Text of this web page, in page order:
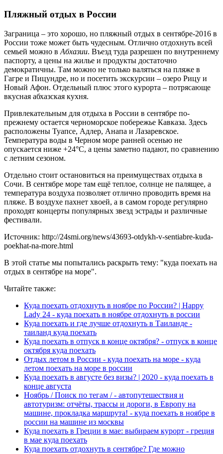
Пляжный отдых в России
Заграница – это хорошо, но пляжный отдых в сентябре-2016 в
России тоже может быть чудесным. Отлично отдохнуть всей
семьей можно в Абхазии. Въезд туда разрешен по внутреннему
паспорту, а цены на жилье и продукты достаточно
демократичны. Там можно не только валяться на пляже в
Гагре и Пицундре, но и посетить экскурсии – озеро Рицу и
Новый Афон. Отдельный плюс этого курорта – потрясающе
вкусная абхазская кухня.
Привлекательным для отдыха в России в сентябре по-
прежнему остается черноморское побережье Кавказа. Здесь
расположены Туапсе, Адлер, Анапа и Лазаревское.
Температура воды в Черном море ранней осенью не
опускается ниже +24°C, а цены заметно падают, по сравнению
с летним сезоном.
Отдельно стоит остановиться на преимуществах отдыха в
Сочи. В сентябре море там ещё теплое, солнце не палящее, а
температура воздуха позволяет отлично проводить время на
пляже. В воздухе пахнет хвоей, а в самом городе регулярно
проходят концерты популярных звезд эстрады и различные
фестивали.
Источник: http://24smi.org/news/43693-otdykh-v-sentiabre-kuda-
poekhat-na-more.html
В этой статье мы попытались раскрыть тему: "куда поехать на
отдых в сентябре на море".
Читайте также:
Куда поехать отдохнуть в ноябре по России? | Happy
Lady 24 - куда поехать в ноябре отдохнуть в россии
Куда поехать и где лучше отдохнуть в Таиланде -
таиланд куда поехать
Куда поехать в отпуск в конце октября? - отпуск в конце
октября куда поехать
Отдых летом в России - куда поехать на море - куда
летом поехать на море в россии
Куда поехать в августе без визы? | 2020 - куда поехать в
конце августа
Ноябрь / Поиск по тегам / - автопутешествия и
автотуризм: отчёты, трассы и дороги, в Европу на
машине, прокладка маршрута! - куда поехать в ноябре в
россии на машине из москвы
Куда поехать в Греции в мае: выбираем курорт - греция
в мае куда поехать
Куда поехать отдохнуть в сентябре? Где можно